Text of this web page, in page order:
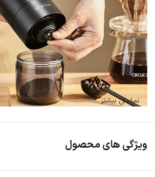
کتری دریپر: با ظرفیت 600 میلی‌لیتر
نمایش بیشتر
ویژگی های محصول